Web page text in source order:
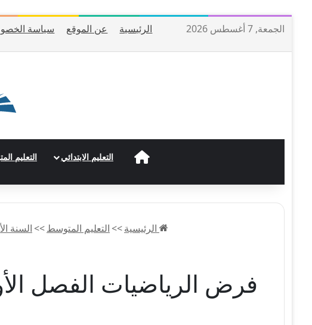
الجمعة, 7 أغسطس 2026 الرئيسية عن الموقع سياسة
الرئيسيةالتعليم الابتدائي التعليم
الرئيسية>>التعليم المتوسط>>السنة
فرض الرياضيات الفصل